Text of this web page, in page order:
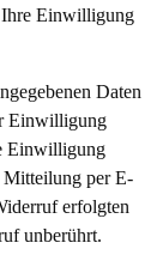
Ihre Einwilligung
Daten
Einwilligung
Einwilligung
Mitteilung per E-
erfolgten
unberührt.